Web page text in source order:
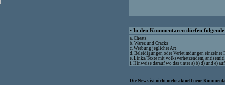
• In den Kommentaren dürfen
a. Cheats
b. Warez und Cracks
c. Werbung jeglicher Art
d. Beleidigungen oder Verleumdungen einzelner
e. Links/Texte mit volksverhetzendem,
f. Hinweise darauf wo das unter a) b) d) und e)
Die News ist nicht mehr aktuell neue